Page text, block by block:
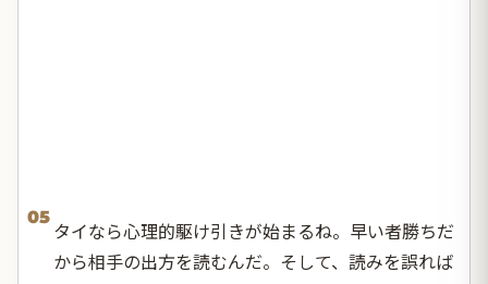
05
タイなら心理的駆け引きが始まるね。早い者勝ちだ
から相手の出方を読むんだ。そして、読みを誤れば